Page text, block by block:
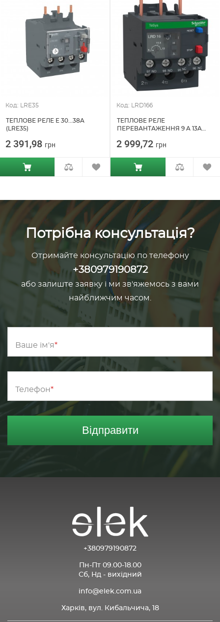
Код: LRE35
ТЕПЛОВЕ РЕЛЕ Е 30...38A
(LRE35)
2 391,98 грн
Код: LRD166
ТЕПЛОВЕ РЕЛЕ
ПЕРЕВАНТАЖЕННЯ 9 A 13A
2 999,72 грн
Потрібна консультація?
Отримайте консультацію по телефону
+380979190872
або залиште заявку і ми зв'яжемось з вами
найближчим часом.
Ваше ім'я
Телефон
Відправити
+380979190872
Пн-Пт 09.00-18.00
Сб, Нд - вихідний
info@elek.com.ua
Харків, вул. Кибальчича, 18